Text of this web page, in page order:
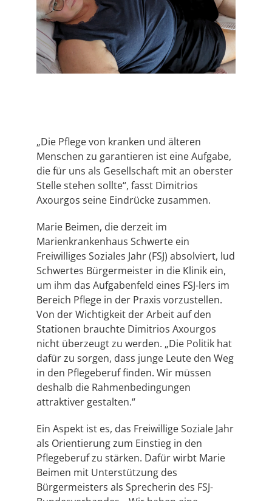
„Die Pflege von kranken und älteren
Menschen zu garantieren ist eine Aufgabe,
die für uns als Gesellschaft mit an oberster
Stelle stehen sollte“, fasst Dimitrios
Axourgos seine Eindrücke zusammen.
Marie Beimen, die derzeit im
Marienkrankenhaus Schwerte ein
Freiwilliges Soziales Jahr (FSJ) absolviert, lud
Schwertes Bürgermeister in die Klinik ein,
um ihm das Aufgabenfeld eines FSJ-lers im
Bereich Pflege in der Praxis vorzustellen.
Von der Wichtigkeit der Arbeit auf den
Stationen brauchte Dimitrios Axourgos
nicht überzeugt zu werden. „Die Politik hat
dafür zu sorgen, dass junge Leute den Weg
in den Pflegeberuf finden. Wir müssen
deshalb die Rahmenbedingungen
attraktiver gestalten.“
Ein Aspekt ist es, das Freiwillige Soziale Jahr
als Orientierung zum Einstieg in den
Pflegeberuf zu stärken. Dafür wirbt Marie
Beimen mit Unterstützung des
Bürgermeisters als Sprecherin des FSJ-